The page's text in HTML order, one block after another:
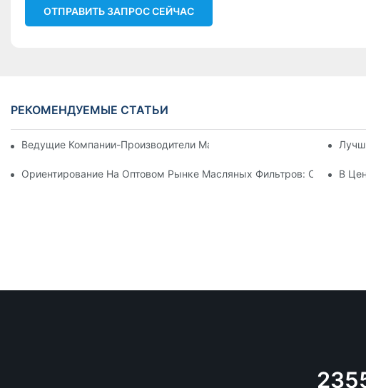
ОТПРАВИТЬ ЗАПРОС СЕЙЧАС
РЕКОМЕНДУЕМЫЕ СТАТЬИ
Ведущие Компании-Производители Масляных Фильтров:
Ориентирование На Оптовом Рынке Масляных Фильтров: Советы И
В